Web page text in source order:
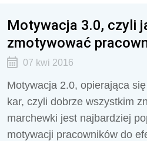
Motywacja 3.0, czyli
zmotywować
07 kwi 2016
Motywacja 2.0, opierająca
kar, czyli dobrze wszystkim
marchewki jest najbardziej
motywacji pracowników do